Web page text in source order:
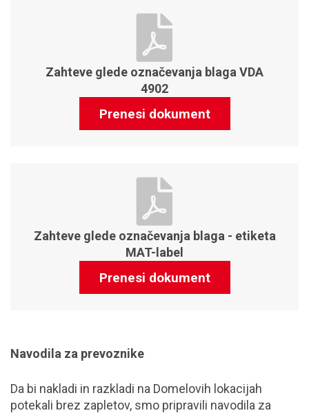
Zahteve glede označevanja blaga VDA
4902
Prenesi dokument
Zahteve glede označevanja blaga - etiketa
MAT-label
Prenesi dokument
Navodila za prevoznike
Da bi nakladi in razkladi na Domelovih lokacijah
potekali brez zapletov, smo pripravili navodila za